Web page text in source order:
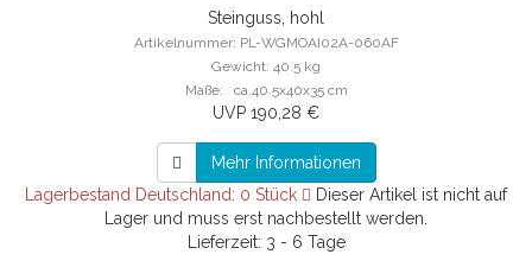
Steinguss, hohl
Artikelnummer: PL-WGMOAI02A-060AF
Gewicht: 40.5 kg
Maße: ca.40.5x40x35 cm
UVP 190,28 €
Mehr Informationen
Lagerbestand Deutschland: 0 Stück
Dieser Artikel ist nicht auf
Lager und muss erst nachbestellt werden.
Lieferzeit: 3 - 6 Tage